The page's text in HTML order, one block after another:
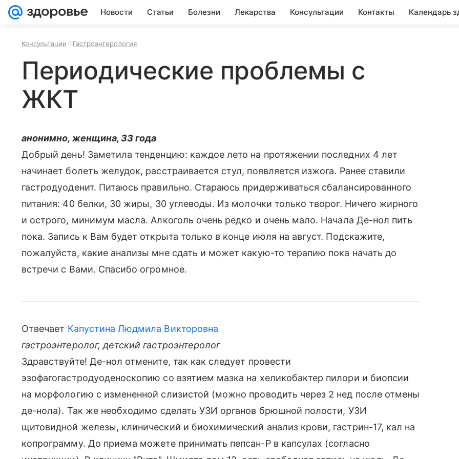
Новости Статьи Болезни Лекарства Консультации Контакты Календарь
Консультации Гастроэнтерология
Периодические проблемы с
ЖКТ
анонимно, женщина, 33 года
Добрый день! Заметила тенденцию: каждое лето на протяжении последних 4 лет
начинает болеть желудок, расстраивается стул, появляется изжога. Ранее ставили
гастродуоденит. Питаюсь правильно. Стараюсь придерживаться сбалансированного
питания: 40 белки, 30 жиры, 30 углеводы. Из молочки только творог. Ничего жирного
и острого, минимум масла. Алкоголь очень редко и очень мало. Начала Де-нол пить
пока. Запись к Вам будет открыта только в конце июля на август. Подскажите,
пожалуйста, какие анализы мне сдать и может какую-то терапию пока начать до
встречи с Вами. Спасибо огромное.
Отвечает Капустина Людмила Викторовна
гастроэнтеролог, детский гастроэнтеролог
Здравствуйте! Де-нол отмените, так как следует провести
эзофагогастродуоденоскопию со взятием мазка на хеликобактер пилори и биопсии
на морфологию с измененной слизистой (можно проводить через 2 нед после отмены
де-нола). Так же необходимо сделать УЗИ органов брюшной полости, УЗИ
щитовидной железы, клинический и биохимический анализ крови, гастрин-17, кал на
копрограмму. До приема можете принимать пепсан-Р в капсулах (согласно